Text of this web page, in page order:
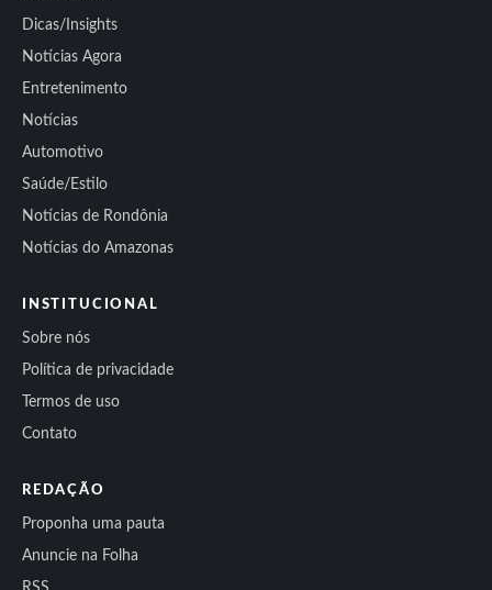
Dicas/Insights
Notícias Agora
Entretenimento
Notícias
Automotivo
Saúde/Estilo
Notícias de Rondônia
Notícias do Amazonas
INSTITUCIONAL
Sobre nós
Política de privacidade
Termos de uso
Contato
REDAÇÃO
Proponha uma pauta
Anuncie na Folha